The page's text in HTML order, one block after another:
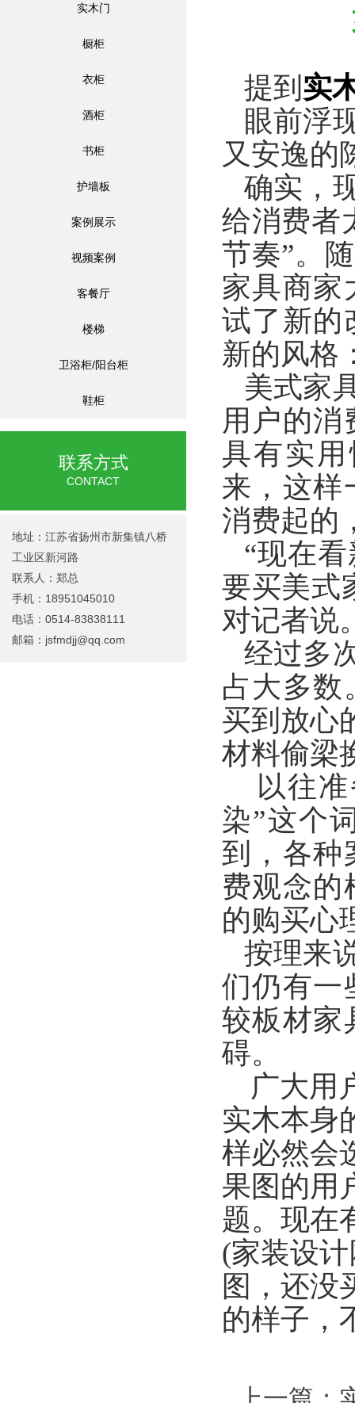
实木门
橱柜
衣柜
酒柜
书柜
护墙板
案例展示
视频案例
客餐厅
楼梯
卫浴柜/阳台柜
鞋柜
联系方式
CONTACT
地址：江苏省扬州市新集镇八桥
工业区新河路
联系人：郑总
手机：18951045010
电话：0514-83838111
邮箱： jsfmdjj@qq.com
提到 实
眼前浮
又安逸的
确实，
给消费者
节奏”。
家具商家
试了新的
新的风格
美式家
用户的消
具有实
来，这样
消费起的
“现在
要买美式
对记者说
经过多
占大多数
买到放心
材料偷梁
以往准
染”这个
到，各种
费观念的
的购买心
按理来
们仍有一
较板材家
碍。
广大用
实木本身
样必然会
果图的用
题。现在
(家装设
图，还没
的样子，